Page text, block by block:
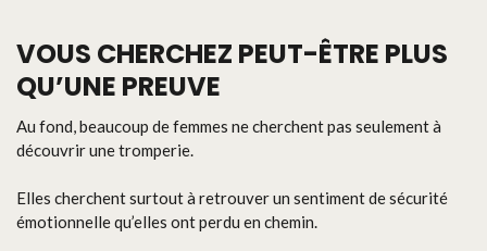
VOUS CHERCHEZ PEUT-ÊTRE PLUS
QU’UNE PREUVE
Au fond, beaucoup de femmes ne cherchent pas seulement à
découvrir une tromperie.
Elles cherchent surtout à retrouver un sentiment de sécurité
émotionnelle qu’elles ont perdu en chemin.